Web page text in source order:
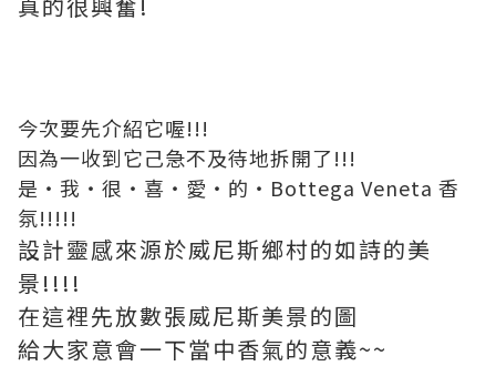
今次要先介紹它喔!!!
因為一收到它己急不及待地拆開了!!!
是‧我‧很‧喜‧愛‧的‧Bottega Veneta 香
氛!!!!!
設計靈感來源於威尼斯鄉村的如詩的美
景!!!!
在這裡先放數張威尼斯美景的圖
給大家意會一下當中香氣的意義~~